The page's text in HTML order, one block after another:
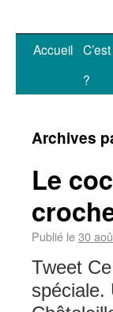
Accueil
?
Archives
Le
Publié le30
Tweet
spéciale.